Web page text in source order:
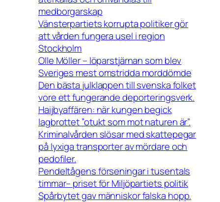
medborgarskap
Vänsterpartiets korrupta politiker gör
att vården fungera usel i region
Stockholm
Olle Möller – löparstjärnan som blev
Sveriges mest omstridda morddömde
Den bästa julklappen till svenska folket
vore ett fungerande deporteringsverk.
Haijbyaffären: när kungen begick
lagbrottet ”otukt som mot naturen är”.
Kriminalvården slösar med skattepegar
på lyxiga transporter av mördare och
pedofiler.
Pendeltågens förseningar i tusentals
timmar– priset för Miljöpartiets politik
Spårbytet gav människor falska hopp.